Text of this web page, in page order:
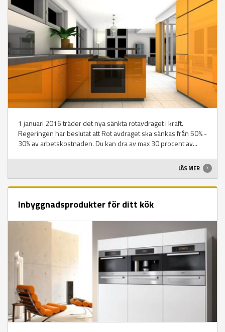
1 januari 2016 träder det nya sänkta rotavdraget i kraft.
Regeringen har beslutat att Rot avdraget ska sänkas från 50% -
30% av arbetskostnaden. Du kan dra av max 30 procent av...
LÄS MER
Inbyggnadsprodukter för ditt kök